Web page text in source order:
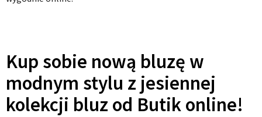
Kup sobie nową bluzę w
modnym stylu z jesiennej
kolekcji bluz od Butik online!